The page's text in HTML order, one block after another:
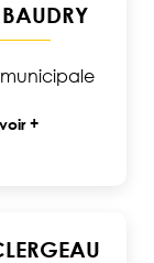
+